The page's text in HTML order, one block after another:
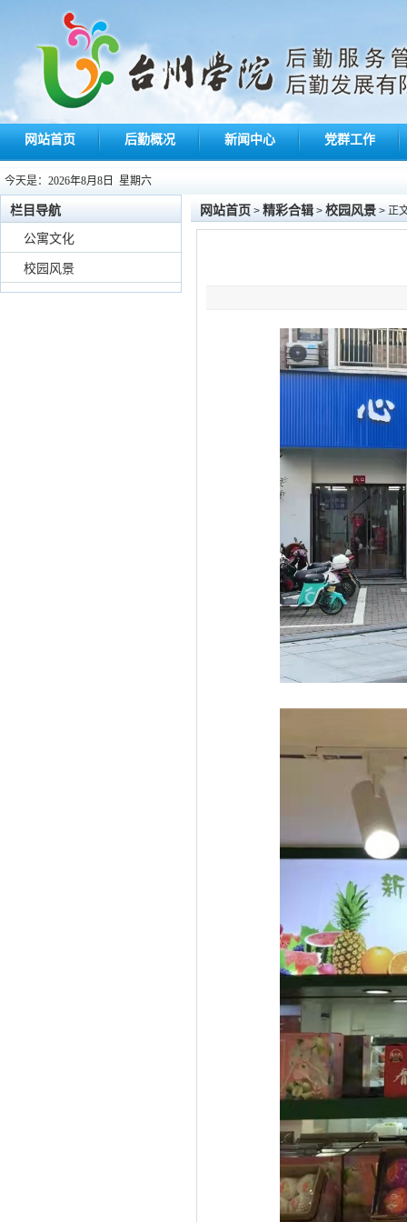
网站首页 后勤概况 新闻中心 党群工作
今天是： 2026年8月8日 星期六
栏目导航
公寓文化
校园风景
网站首页 > 精彩合辑 > 校园风景 > 正